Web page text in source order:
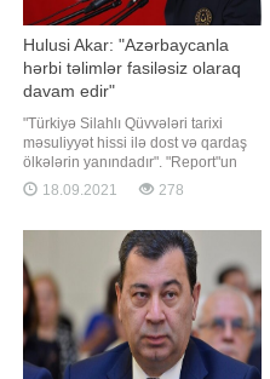
Hulusi Akar: "Azərbaycanla
hərbi təlimlər fasiləsiz olaraq
davam edir"
"Türkiyə Silahlı Qüvvələri tarixi
məsuliyyət hissi ilə dost və qardaş
ölkələrin yanındadır". "Report"un
xəbərinə görə, bunu Türkiyənin milli
müdafiə naziri Hulusi Akar deyib.
Azərbaycan və Liviyada hərbi təlim,
yardım və məsləhətçilik fəaliyyətlər
18.09.2021 278